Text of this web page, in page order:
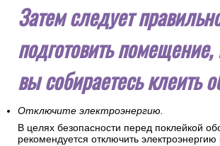
Затем следует
подготовить помещение,
вы собираетесь клеить
Отключите электроэнергию.
В целях безопасности перед поклейкой
рекомендуется отключить